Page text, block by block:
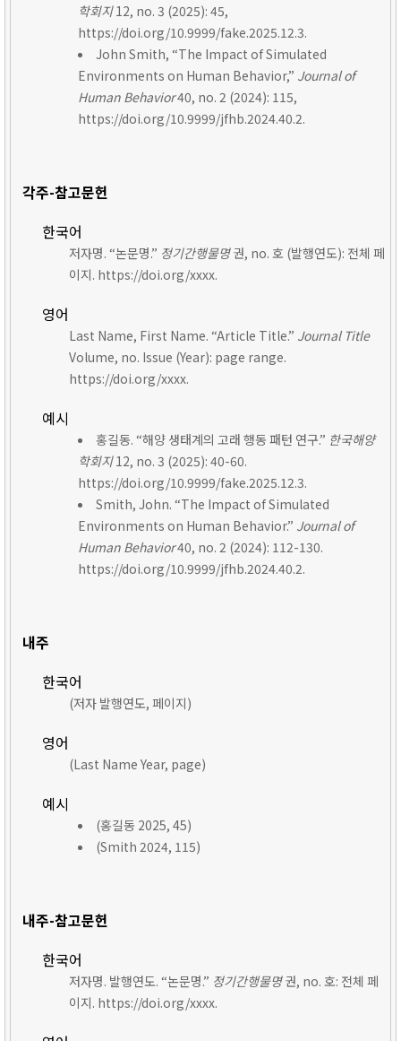
학회지12, no. 3 (2025): 45,
https://doi.org/10.9999/fake.2025.12.3.
John Smith, “The Impact of Simulated
Environments on Human Behavior,” Journal of
Human Behavior40, no. 2 (2024): 115,
https://doi.org/10.9999/jfhb.2024.40.2.
각주-참고문헌
한국어
저자명. “논문명.” 정기간행물명권, no. 호 (발행연도): 전체 페
이지. https://doi.org/xxxx.
영어
Last Name, First Name. “Article Title.” Journal Title
Volume, no. Issue (Year): page range.
https://doi.org/xxxx.
예시
홍길동. “해양 생태계의 고래 행동 패턴 연구.” 한국해양
학회지12, no. 3 (2025): 40-60.
https://doi.org/10.9999/fake.2025.12.3.
Smith, John. “The Impact of Simulated
Environments on Human Behavior.” Journal of
Human Behavior40, no. 2 (2024): 112-130.
https://doi.org/10.9999/jfhb.2024.40.2.
내주
한국어
(저자 발행연도, 페이지)
영어
(Last Name Year, page)
예시
(홍길동 2025, 45)
(Smith 2024, 115)
내주-참고문헌
한국어
저자명. 발행연도. “논문명.” 정기간행물명권, no. 호: 전체 페
이지. https://doi.org/xxxx.